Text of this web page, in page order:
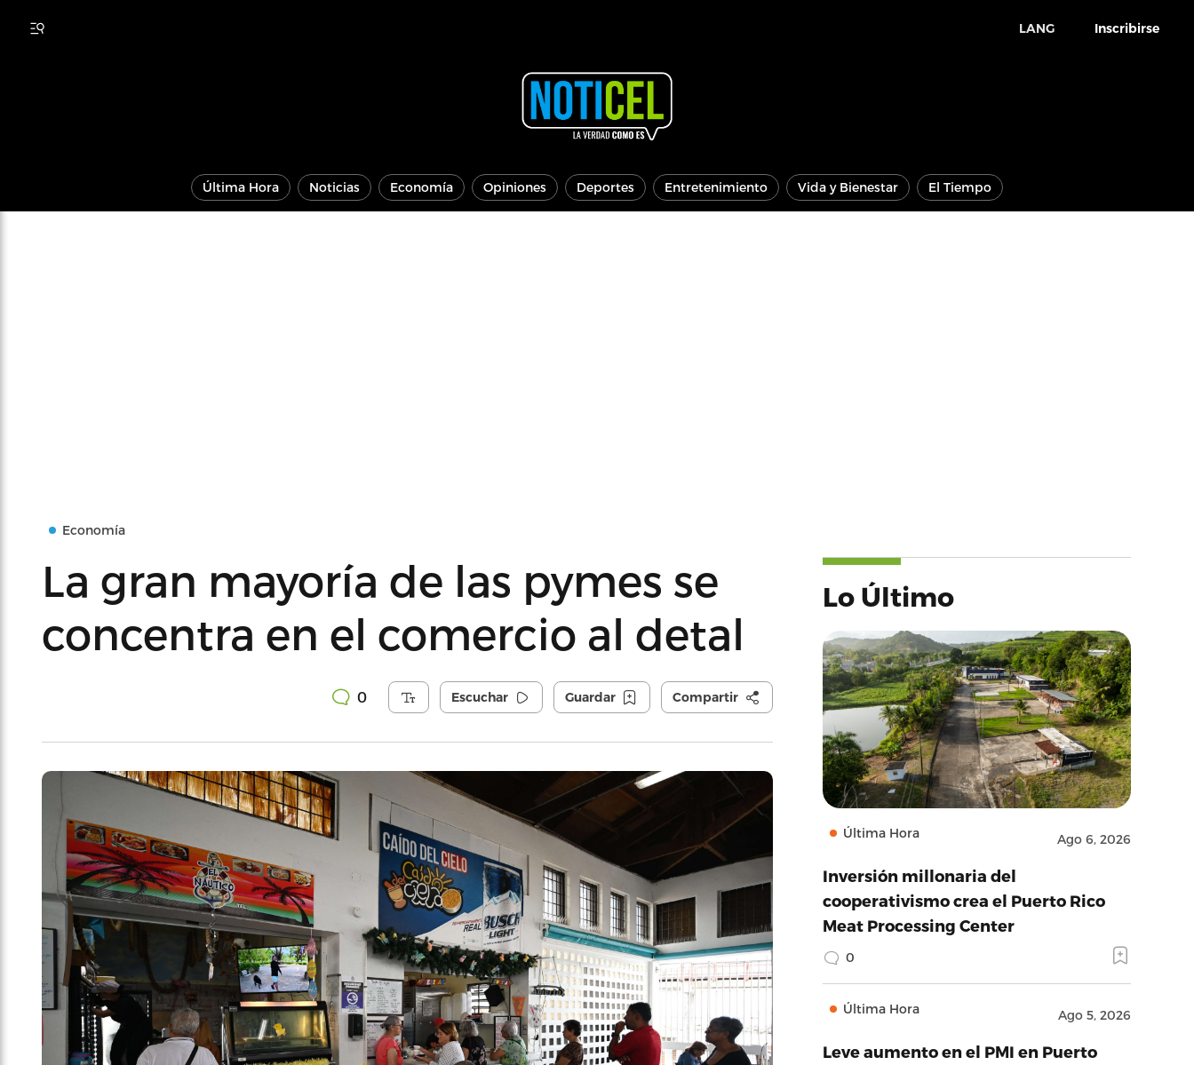
LANG Inscribirse
Última Hora Noticias Economía Opiniones Deportes Entretenimiento Vida y Bienestar El Tiempo
Economía
La gran mayoría de las pymes se
concentra en el comercio al detal
0 Escuchar Guardar Compartir
Lo Último
Última Hora Ago 6, 2026
Inversión millonaria del
cooperativismo crea el Puerto Rico
Meat Processing Center
0
Última Hora Ago 5, 2026
Leve aumento en el PMI en Puerto